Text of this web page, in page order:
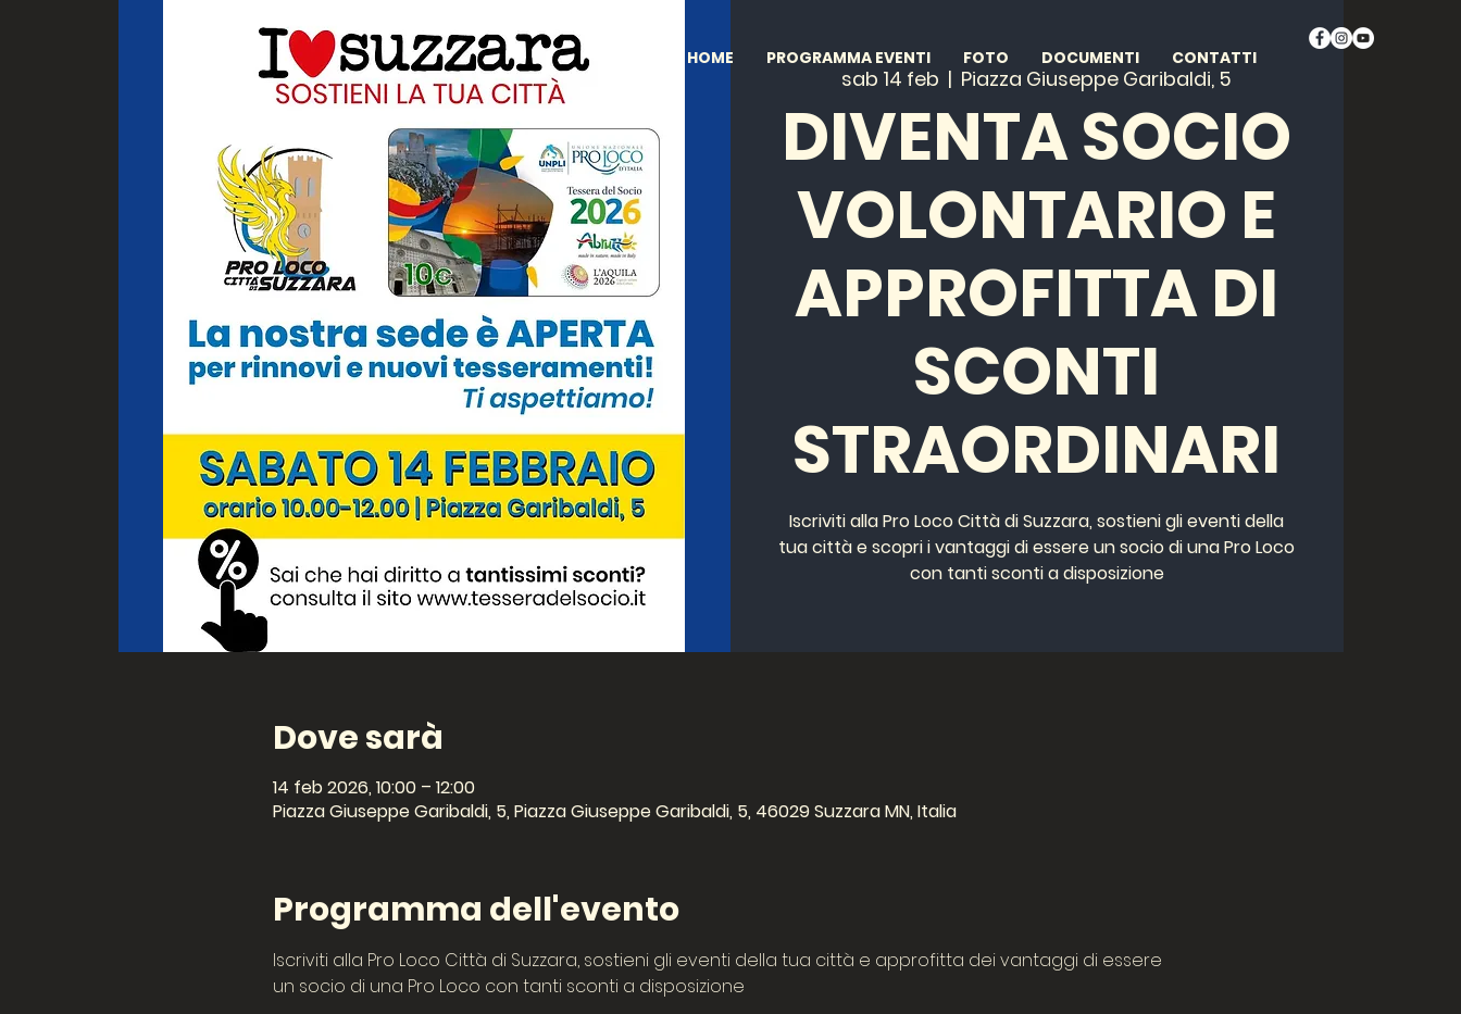
HOME PROGRAMMA EVENTI FOTO DOCUMENTI CONTATTI
sab 14 feb
  |
Piazza Giuseppe Garibaldi, 5
DIVENTA SOCIO
VOLONTARIO E
APPROFITTA DI
SCONTI
STRAORDINARI
Iscriviti alla Pro Loco Città di Suzzara, sostieni gli eventi della
tua città e scopri i vantaggi di essere un socio di una Pro Loco
con tanti sconti a disposizione
Dove sarà
14 feb 2026, 10:00 – 12:00
Piazza Giuseppe Garibaldi, 5, Piazza Giuseppe Garibaldi, 5, 46029 Suzzara MN, Italia
Programma dell'evento
Iscriviti alla Pro Loco Città di Suzzara, sostieni gli eventi della tua città e approfitta dei vantaggi di essere
un socio di una Pro Loco con tanti sconti a disposizione